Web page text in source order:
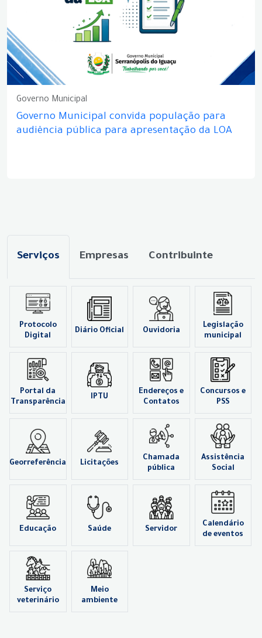
Governo Municipal
Governo Municipal convida população para
audiência pública para apresentação da LOA
Serviços Empresas Contribuinte
Protocolo
Digital
Diário Oficial Ouvidoria
Legislação
municipal
Portal da
Transparência
IPTU
Endereços e
Contatos
Concursos e
PSS
Georreferência Licitações
Chamada
pública
Assistência
Social
Educação Saúde Servidor
Calendário
de eventos
Serviço
veterinário
Meio
ambiente